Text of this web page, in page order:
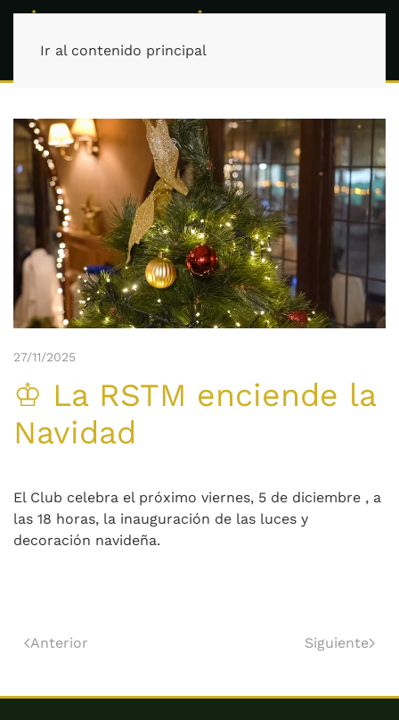
Ir al contenido principal
27/11/2025
♔ La RSTM enciende la
Navidad
El Club celebra el próximo viernes, 5 de diciembre , a
las 18 horas, la inauguración de las luces y
decoración navideña.
Anterior Siguiente